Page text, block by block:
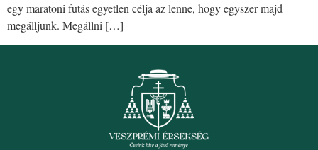
egy maratoni futás egyetlen célja az lenne, hogy egyszer majd
megálljunk. Megállni […]